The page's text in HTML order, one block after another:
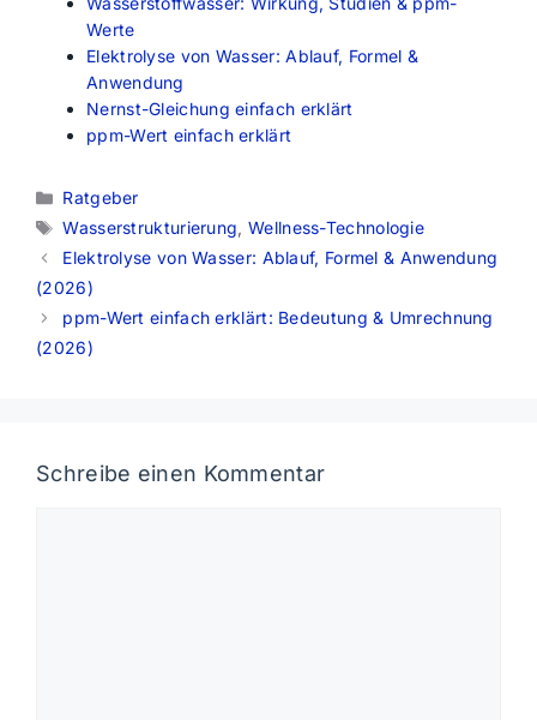
Werte
Elektrolyse von Wasser: Ablauf, Formel &
Anwendung
Nernst-Gleichung einfach erklärt
ppm-Wert einfach erklärt
Kategorien
Ratgeber
Schlagwörter
Wasserstrukturierung,Wellness-Technologie
Elektrolyse von Wasser: Ablauf, Formel & Anwendung
(2026)
ppm-Wert einfach erklärt: Bedeutung & Umrechnung
(2026)
Schreibe einen Kommentar